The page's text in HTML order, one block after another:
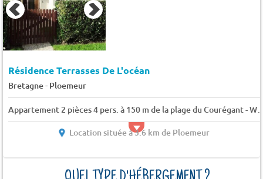
Résidence Terrasses De L'océan
Bretagne- Ploemeur
Appartement 2 pièces 4 pers. à 150 m de la plage du
Location située à 3.6 km de Ploemeur